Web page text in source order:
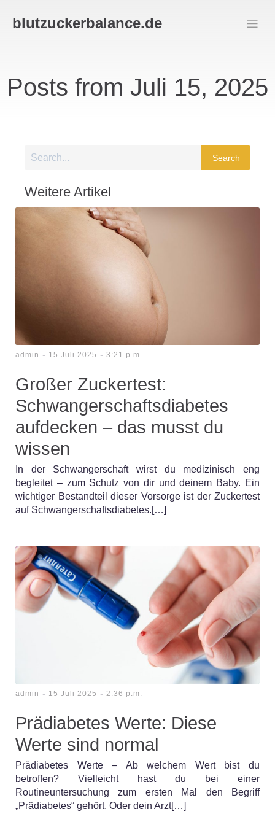
blutzuckerbalance.de
Posts from Juli 15, 2025
Search
Weitere Artikel
admin - 15 Juli 2025 - 3:21 p.m.
Großer Zuckertest:
Schwangerschaftsdiabetes
aufdecken – das musst du
wissen
In der Schwangerschaft wirst du medizinisch eng
begleitet – zum Schutz von dir und deinem Baby. Ein
wichtiger Bestandteil dieser Vorsorge ist der Zuckertest
auf Schwangerschaftsdiabetes.[…]
admin - 15 Juli 2025 - 2:36 p.m.
Prädiabetes Werte: Diese
Werte sind normal
Prädiabetes Werte – Ab welchem Wert bist du
betroffen? Vielleicht hast du bei einer
Routineuntersuchung zum ersten Mal den Begriff
„Prädiabetes“ gehört. Oder dein Arzt[…]